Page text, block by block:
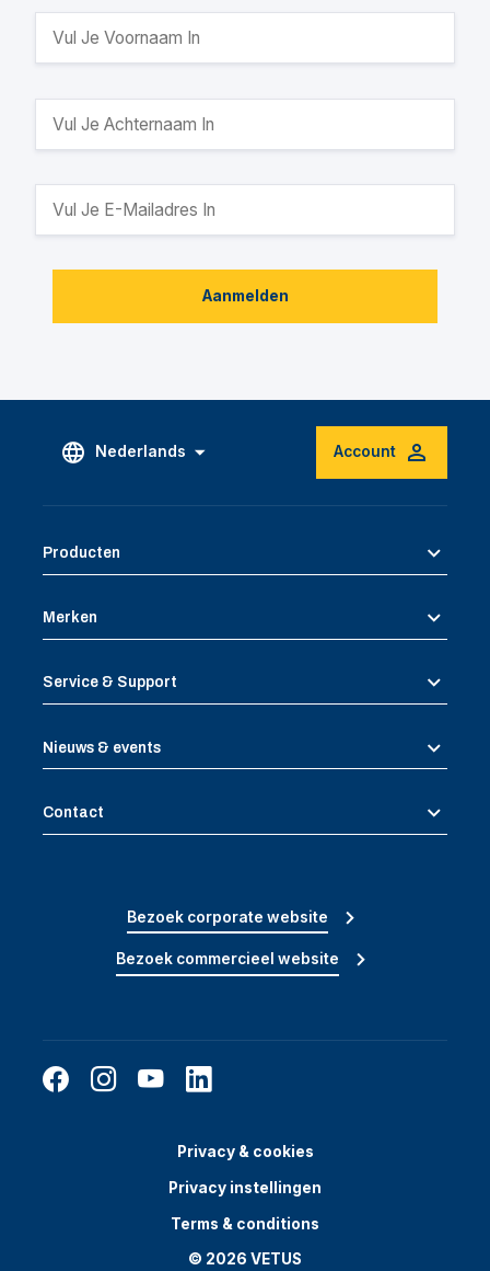
Aanmelden
Nederlands Account
Producten
Merken
Service & Support
Nieuws & events
Contact
Bezoek corporate website
Bezoek commercieel website
Privacy & cookies
Privacy instellingen
Terms & conditions
© 2026 VETUS